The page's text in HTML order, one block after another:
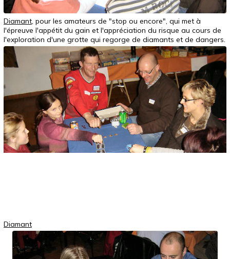
Diamant, pour les amateurs de "stop ou encore", qui met à
l'épreuve l'appétit du gain et l'appréciation du risque au cours de
l'exploration d'une grotte qui regorge de diamants et de dangers.
Diamant